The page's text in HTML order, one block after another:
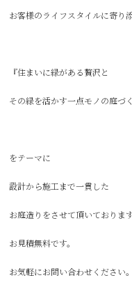
お客様のライフスタイルに寄り
『住まいに緑がある贅沢と
その緑を活かす一点モノの庭づ
をテーマに
設計から施工まで一貫した
お庭造りをさせて頂いておりま
お見積無料です。
お気軽にお問い合わせください。